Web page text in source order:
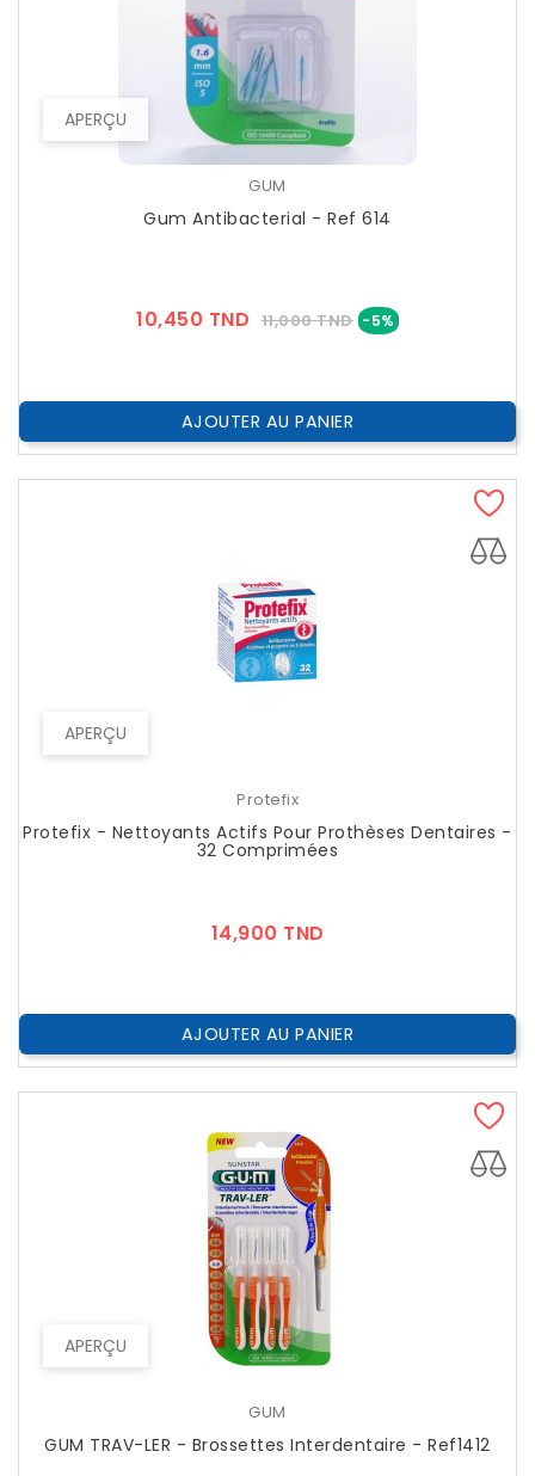
APERÇU
GUM
Gum Antibacterial - Ref 614
10,450 TND Prix
11,000 TND -5% Prix
AJOUTER AU PANIER
APERÇU
Protefix
Protefix - Nettoyants Actifs Pour Prothèses Dentaires -
32 Comprimées
14,900 TND
AJOUTER AU PANIER
APERÇU
GUM
GUM TRAV-LER - Brossettes Interdentaire - Ref1412